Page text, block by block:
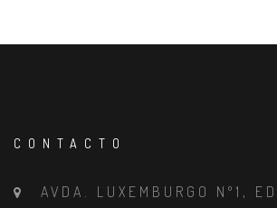
CONTACTO
AVDA. LUXEMBURGO Nº1,